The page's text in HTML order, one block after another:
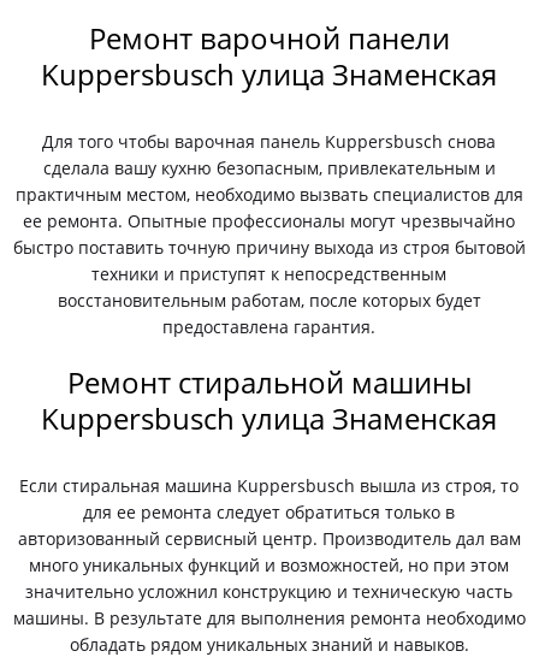
Ремонт варочной панели
Kuppersbusch улица Знаменская
Для того чтобы варочная панель Kuppersbusch снова
сделала вашу кухню безопасным, привлекательным и
практичным местом, необходимо вызвать специалистов для
ее ремонта. Опытные профессионалы могут чрезвычайно
быстро поставить точную причину выхода из строя бытовой
техники и приступят к непосредственным
восстановительным работам, после которых будет
предоставлена гарантия.
Ремонт стиральной машины
Kuppersbusch улица Знаменская
Если стиральная машина Kuppersbusch вышла из строя, то
для ее ремонта следует обратиться только в
авторизованный сервисный центр. Производитель дал вам
много уникальных функций и возможностей, но при этом
значительно усложнил конструкцию и техническую часть
машины. В результате для выполнения ремонта необходимо
обладать рядом уникальных знаний и навыков.